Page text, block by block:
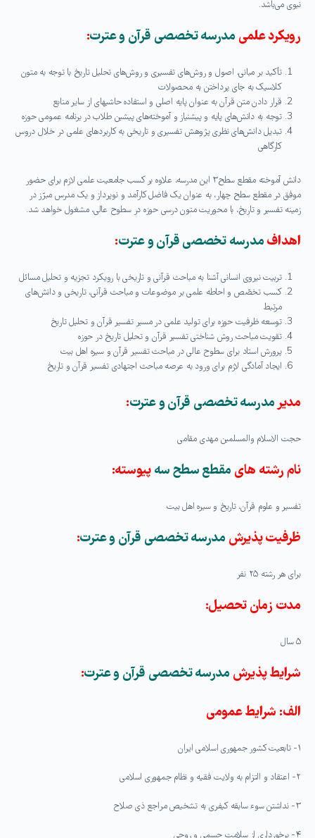
نبوی می‌باشد.
رویکرد علمی مدرسه تخصصی قرآن و عترت:
تأکید بر مبانی، اصول و روش‌های تفسیری و روش‌های تحلیل تاریخ با توجه به متون
کلاسیک به جای پرداختن به محصولات
قرار دادن متن قرآن به عنوان پایه اصلی و استفاده حاشیه­ای از سایر منابع
توجه به دانش‌های پایه و پیشنیاز و آموخته‌های پیشین طلاب در برنامه عمومی حوزه
تبدیل دانش‌های نظری پژوهش تفسیری و تاریخی به کاربردهای علمی در خلال دروس
کارگاهی
دانش ­آموخته مقطع سطح۳ این مدرسه، علاوه بر کسب جامعیت علمی لازم برای حضور
موفق در مقطع سطح چهار، به عنوان یک فاضل کارآمد و نوپرداز و یک مدرس مبرّز در
زمینه تفسیر و تاریخ، با محوریت متون درسی حوزه در سطوح عالی، مشغول خواهد شد.
اهدافمدرسه تخصصی قرآن و عترت:
تربیت نیروی انسانی آشنا به مباحث قرآنی و تاریخی با رویکرد تجزیه و تحلیل مسائل
کسب تخصّص و احاطه علمی بر موضوعات و مباحث قرآنی، تاریخی و دانش‌های
مرتبط
توسعه ظرفیت حوزه برای تولید علمی در مسیر تفسیر قرآن و تحلیل تاریخ
تقویت مباحث روش شناختی تفسیر قرآن و تحلیل تاریخ در حوزه
پرورش استاد برای سطوح عالی در مباحث تفسیر قرآن و سیره اهل بیت
ایجاد آمادگی لازم برای ورود به عرصه مباحث اجتهادی تفسیر قرآن و تاریخ
مدیرمدرسه تخصصی قرآن و عترت:
حجت الاسلام والمسلمین مهدی مقامی
نام رشته های مقطع سطح سهپیوسته:
تفسیر و علوم قرآن، تاریخ و سیره اهل بیت
ظرفیت پذیرش مدرسه تخصصی قرآن و عترت:
برای هر رشته ۲۵ نفر
مدت زمان تحصیل:
۵ سال
شرایط پذیرش مدرسه تخصصی قرآن و عترت:
الف: شرایط عمومی
۱- تابعیت کشور جمهوری اسلامی ایران
۲- اعتقاد و التزام به ولایت فقیه و نظام جمهوری اسلامی
۳- نداشتن سوء سابقه کیفری به تشخیص مراجع ذی صلاح
۴- برخورداری از سلامت جسمی و روحی